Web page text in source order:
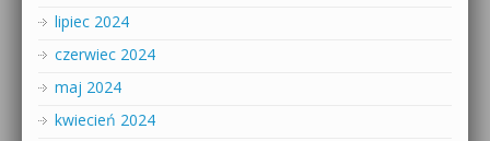
lipiec 2024
czerwiec 2024
maj 2024
kwiecień 2024